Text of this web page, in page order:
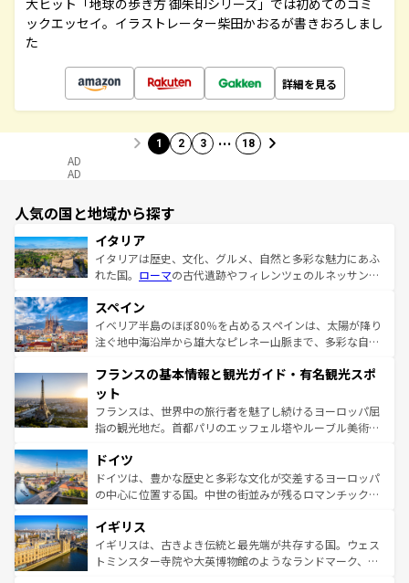
大ヒット「地球の歩き方 御朱印シリーズ」では初めてのコミ
ックエッセイ。イラストレーター柴田かおるが書きおろしまし
た
詳細を見る
1 2 3 … 18
AD
AD
人気の国と地域から探す
イタリア
イタリアは歴史、文化、グルメ、自然と多彩な魅力にあふ
れた国。 ローマの古代遺跡やフィレンツェのルネッサンス
ろん、トスカーナの美しい田園風景やアマルフィ海岸の絶
景など、自然景観も見逃せない。観光の合間には、本場の
ピザやパスタなど、絶品のイタリア料理を堪能することも
ませてくれるイタリアで、忘れられない旅をしてみよう！
なお、新着のイタリア情報は
しい。
スペイン
イベリア半島のほぼ80％を占めるスペインは、太陽が降り
注ぐ地中海沿岸から雄大なピレネー山脈まで、多彩な自然
文化が根付くこの国では、情熱的なフラメンコ、熱気あふ
れる闘牛、そして美味しいタパスが生活の一部となってい
る。首都マドリードの洗練された雰囲気や、バルセロナの
アートに溢れた街角から、地方では古代ローマ遺跡や中世
せる。地方によって風土や気候が異なるスペインはその個
性で訪れる人を魅了する。 なお、新着のスペイン情報は コ
ンテンツ一覧を参照してほしい。
フランスの基本情報と観光ガイド・有名観光スポ
ット
フランスは、世界中の旅行者を魅了し続けるヨーロッパ屈
指の観光地だ。首都パリのエッフェル塔やルーブル美術館
で、幅広い魅力が詰まっている。華麗な宮殿、歴史的な大
聖堂、美しいビーチ、そして豊かな自然が、訪れる者を心
から魅了する。また、フランスは美食の国としても知ら
いる。シャンパンの発祥地であるランス、プロヴァンスの
香り高いラベンダー畑など、多彩な楽しみ方が可能だ。さ
らに、パリ以外の地域にも魅力が溢れており、どの街角に
ドイツ
ドイツは、豊かな歴史と多彩な文化が交差するヨーロッパ
の中心に位置する国。中世の街並みが残るロマンチック街
顔を持つこの国は、どこを歩いても飽きることがない。ベ
ルリンの文化的活気、バイエルン州のアルプスの絶景、そ
してライン川沿いのワイン畑といった風景は必見。ビール
イギリス
イギリスは、古きよき伝統と最先端が共存する国。ウェス
トミンスター寺院や大英博物館のようなランドマーク、歴